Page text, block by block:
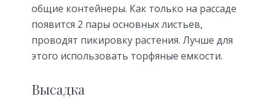
общие контейнеры. Как только на рассаде
появится 2 пары основных листьев,
проводят пикировку растения. Лучше для
этого использовать торфяные емкости.
Высадка